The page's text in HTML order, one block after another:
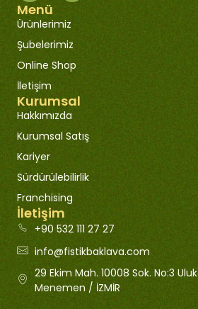
Kurumsal
Hakkımızda
Kurumsal Satış
Kariyer
Sürdürülebilirlik
Franchising
Menü
Ürünlerimiz
Şubelerimiz
Online Shop
İletişim
İletişim
+90 532 111 27 27
info@fistikbaklava.com
29 Ekim Mah. 10008 Sok. No:3
Menemen / İZMİR